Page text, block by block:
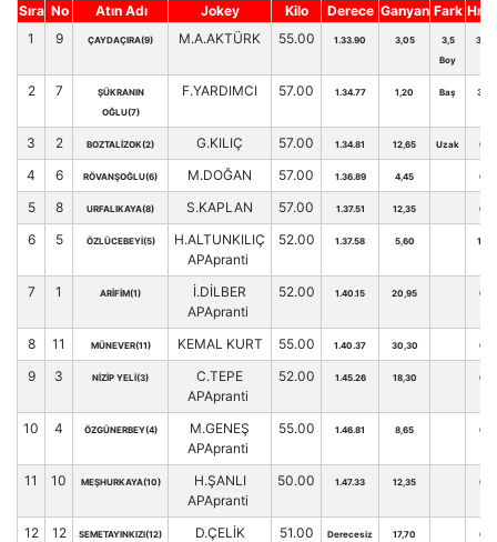
Sıra No Atın Adı Jokey Kilo Derece Ganyan Fark Hnd.
1
9 ÇAYDAÇIRA(9) M.A.AKTÜRK 55.00 1.33.90 3,05
3,5
Boy
30
2 7
ŞÜKRANIN
OĞLU(7)
F.YARDIMCI 57.00 1.34.77 1,20 Baş 36
3 2 BOZTALİZOK(2) G.KILIÇ 57.00 1.34.81 12,65 Uzak 0
4 6 RÖVANŞOĞLU(6) M.DOĞAN 57.00 1.36.89 4,45 0
5 8 URFALIKAYA(8) S.KAPLAN 57.00 1.37.51 12,35 0
6 5 ÖZLÜCEBEYİ(5)
H.ALTUNKILIÇ
APApranti
52.00 1.37.58 5,60 19
7 1 ARİFİM(1)
İ.DİLBER
APApranti
52.00 1.40.15 20,95 0
8 11 MÜNEVER(11) KEMAL KURT 55.00 1.40.37 30,30 0
9 3 NİZİP YELİ(3)
C.TEPE
APApranti
52.00 1.45.26 18,30 0
10 4 ÖZGÜNERBEY(4)
M.GENEŞ
APApranti
55.00 1.46.81 8,65 0
11 10 MEŞHURKAYA(10)
H.ŞANLI
APApranti
50.00 1.47.33 12,35 0
12 12 SEMETAYINKIZI(12)
D.ÇELİK
51.00 Derecesiz 17,70 0